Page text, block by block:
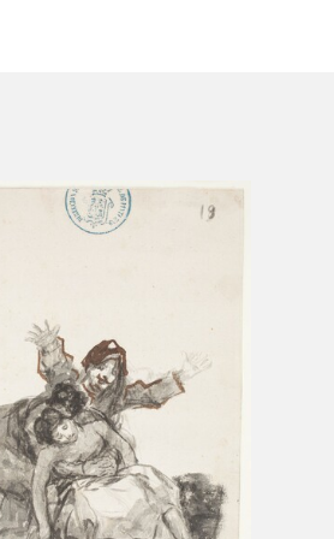
CATÁLOGO
PREMIO ARAGÓN